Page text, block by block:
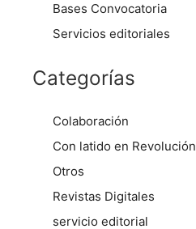
Bases Convocatoria
Servicios editoriales
Categorías
Colaboración
Con latido en Revolución
Otros
Revistas Digitales
servicio editorial